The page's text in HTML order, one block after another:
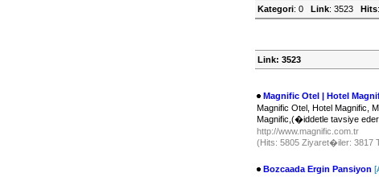
Kategori: 0 Link: 3523 Hits
Link: 3523
Magnific Otel | Hotel
Magnific Otel, Hotel Magnific,
Magnific,(�iddetle tavsiye
http://www.magnific.com.tr
(Hits: 5805 Ziyaret�iler: 3817
Bozcaada Ergin Pansiyon